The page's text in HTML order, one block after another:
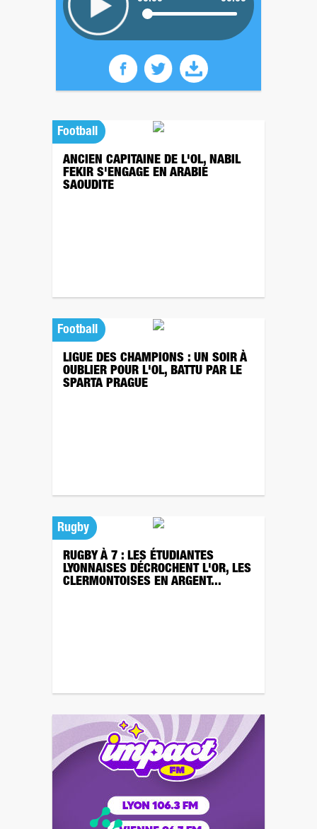
Football
ANCIEN CAPITAINE DE L'OL, NABIL
FEKIR S'ENGAGE EN ARABIE
SAOUDITE
Football
LIGUE DES CHAMPIONS : UN SOIR À
OUBLIER POUR L'OL, BATTU PAR LE
SPARTA PRAGUE
Rugby
RUGBY À 7 : LES ÉTUDIANTES
LYONNAISES DÉCROCHENT L'OR, LES
CLERMONTOISES EN ARGENT...